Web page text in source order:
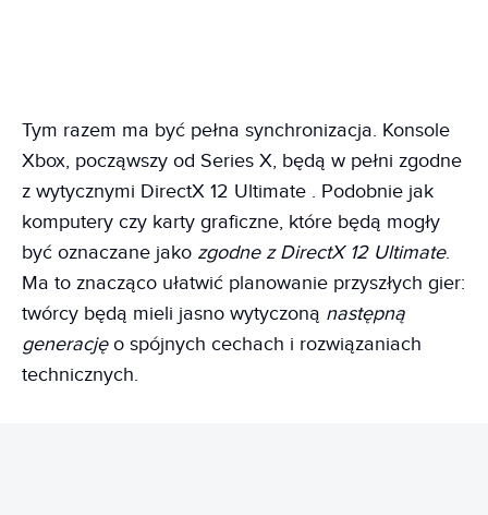
Tym razem ma być pełna synchronizacja. Konsole
Xbox, począwszy od Series X, będą w pełni zgodne
z wytycznymi DirectX 12 Ultimate . Podobnie jak
komputery czy karty graficzne, które będą mogły
być oznaczane jako zgodne z DirectX 12 Ultimate.
Ma to znacząco ułatwić planowanie przyszłych gier:
twórcy będą mieli jasno wytyczoną następną
generacjęo spójnych cechach i rozwiązaniach
technicznych.